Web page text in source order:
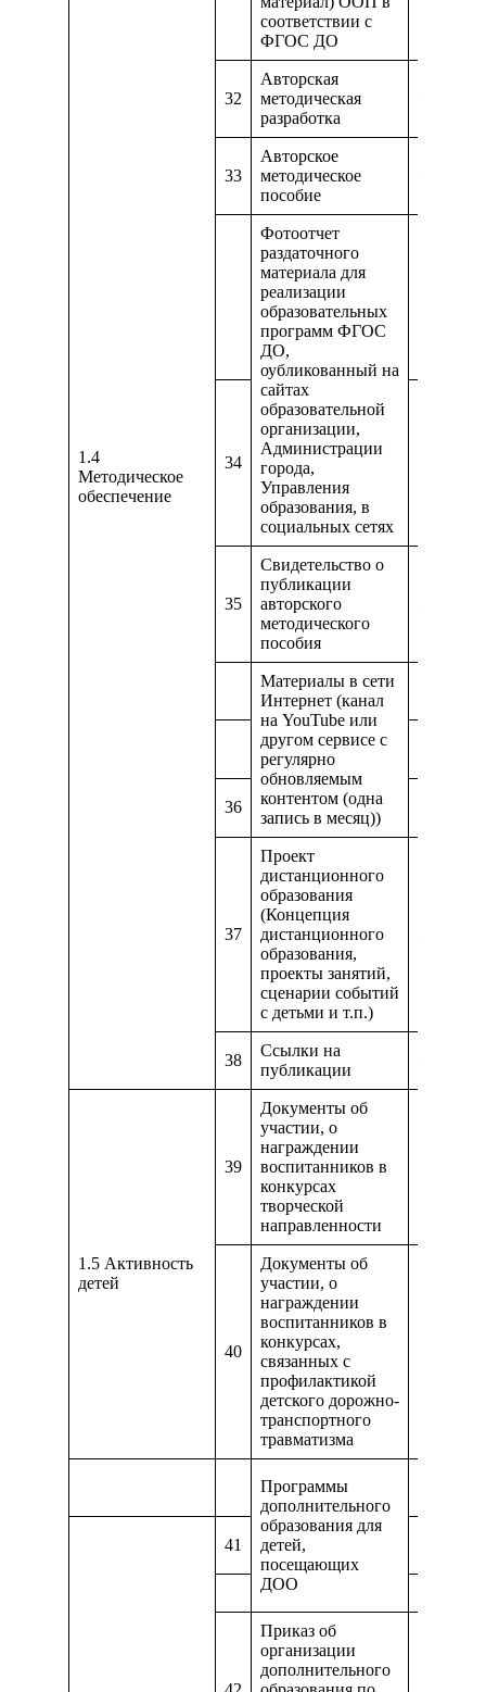
1.4
Методическое
обеспечение
соответствии с
ФГОС ДО
32
Авторская
методическая
разработка
33
Авторское
методическое
пособие
Фотоотчет
раздаточного
материала для
реализации
образовательных
программ ФГОС
ДО,
оубликованный на
сайтах
образовательной
организации,
Администрации
города,
Управления
образования, в
социальных сетях
34
35
Свидетельство о
публикации
авторского
методического
пособия
Материалы в сети
Интернет (канал
на YouTube или
другом сервисе с
регулярно
обновляемым
контентом (одна
запись в месяц))
36
37
Проект
дистанционного
образования
(Концепция
дистанционного
образования,
проекты занятий,
сценарии событий
с детьми и т.п.)
38
Ссылки на
публикации
1.5 Активность
детей
39
Документы об
участии, о
награждении
воспитанников в
конкурсах
творческой
направленности
40
Документы об
участии, о
награждении
воспитанников в
конкурсах,
связанных с
профилактикой
детского дорожно-
транспортного
травматизма
Программы
дополнительного
образования для
детей,
посещающих
ДОО
41
Приказ об
организации
дополнительного